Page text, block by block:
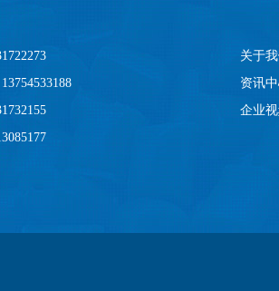
关于
资讯
企业